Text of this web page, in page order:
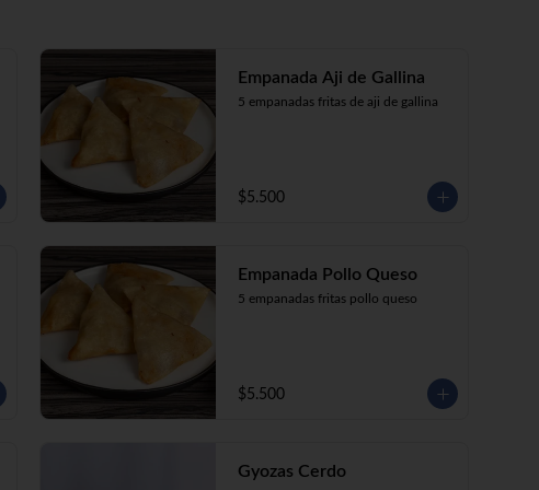
Empanada Aji de Gallina
5 empanadas fritas de aji de gallina
$5.500
Empanada Pollo Queso
5 empanadas fritas pollo queso
$5.500
Gyozas Cerdo